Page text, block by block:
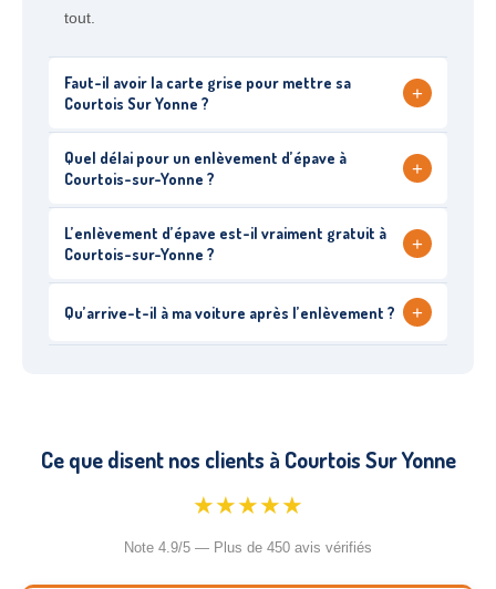
tout.
Faut-il avoir la carte grise pour mettre sa
Courtois Sur Yonne ?
+
Quel délai pour un enlèvement d’épave à
Courtois-sur-Yonne ?
+
L’enlèvement d’épave est-il vraiment gratuit à
Courtois-sur-Yonne ?
+
Qu’arrive-t-il à ma voiture après l’enlèvement ? +
Ce que disent nos clients à Courtois Sur Yonne
★★★★★
Note 4.9/5 — Plus de 450 avis vérifiés